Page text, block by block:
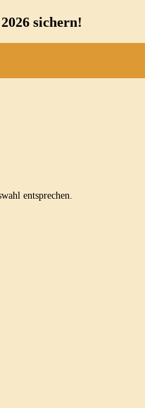
sichern!
entsprechen.